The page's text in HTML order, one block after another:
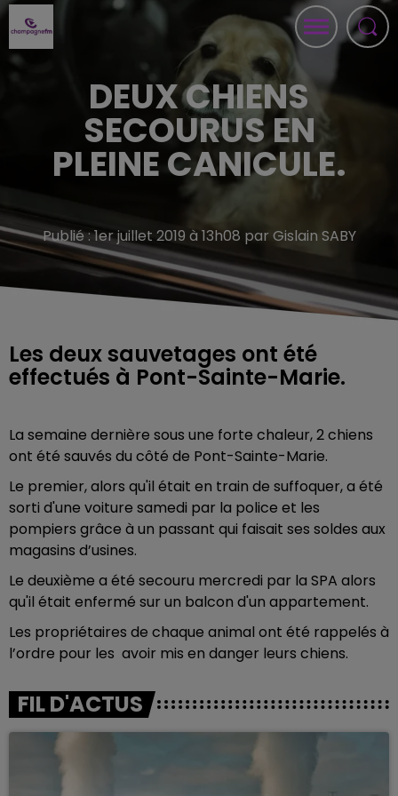
DEUX CHIENS
SECOURUS EN
PLEINE CANICULE.
Publié : 1er juillet 2019 à 13h08 par Gislain SABY
Les deux sauvetages ont été
effectués à Pont-Sainte-Marie.
La semaine dernière sous une forte chaleur, 2 chiens
ont été sauvés du côté de Pont-Sainte-Marie.
Le premier, alors qu'il était en train de suffoquer, a été
sorti d'une voiture samedi par la police et les
pompiers grâce à un passant qui faisait ses soldes aux
magasins d’usines.
Le deuxième a été secouru mercredi par la SPA alors
qu'il était enfermé sur un balcon d'un appartement.
Les propriétaires de chaque animal ont été rappelés à
l’ordre pour les avoir mis en danger leurs chiens.
FIL D'ACTUS